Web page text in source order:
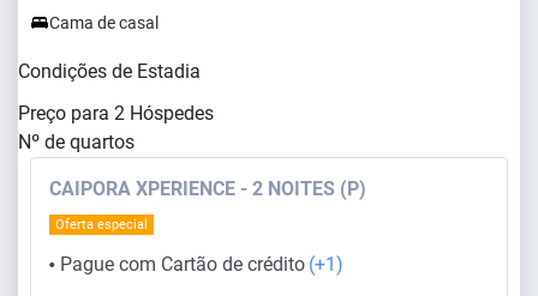
Cama de casal
Condições de Estadia
Preço para 2 Hóspedes
Nº de quartos
CAIPORA XPERIENCE - 2 NOITES (P)
⬤ Pague com Cartão de crédito (+1)
Oferta especial